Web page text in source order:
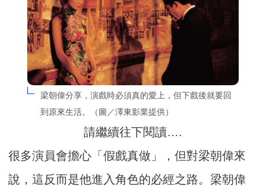
梁朝偉分享，演戲時必須真的愛上，但下戲後就要回
到原來生活。（圖／澤東影業提供）
請繼續往下閱讀….
很多演員會擔心「假戲真做」，但對梁朝偉來
說，這反而是他進入角色的必經之路。梁朝偉